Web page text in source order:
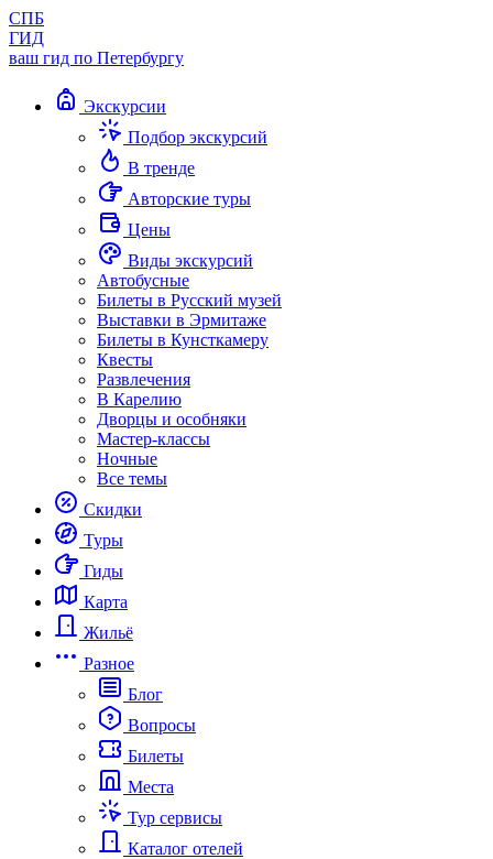
СПБ
ГИД
ваш гид по Петербургу
Экскурсии
Подбор экскурсий
В тренде
Авторские туры
Цены
Виды экскурсий
Автобусные
Билеты в Русский музей
Выставки в Эрмитаже
Билеты в Кунсткамеру
Квесты
Развлечения
В Карелию
Дворцы и особняки
Мастер-классы
Ночные
Все темы
Скидки
Туры
Гиды
Карта
Жильё
Разное
Блог
Вопросы
Билеты
Места
Тур сервисы
Каталог отелей